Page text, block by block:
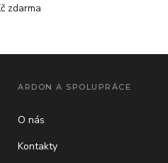
zdarma
ARDON A SPOLUPRÁCE
O nás
Kontakty